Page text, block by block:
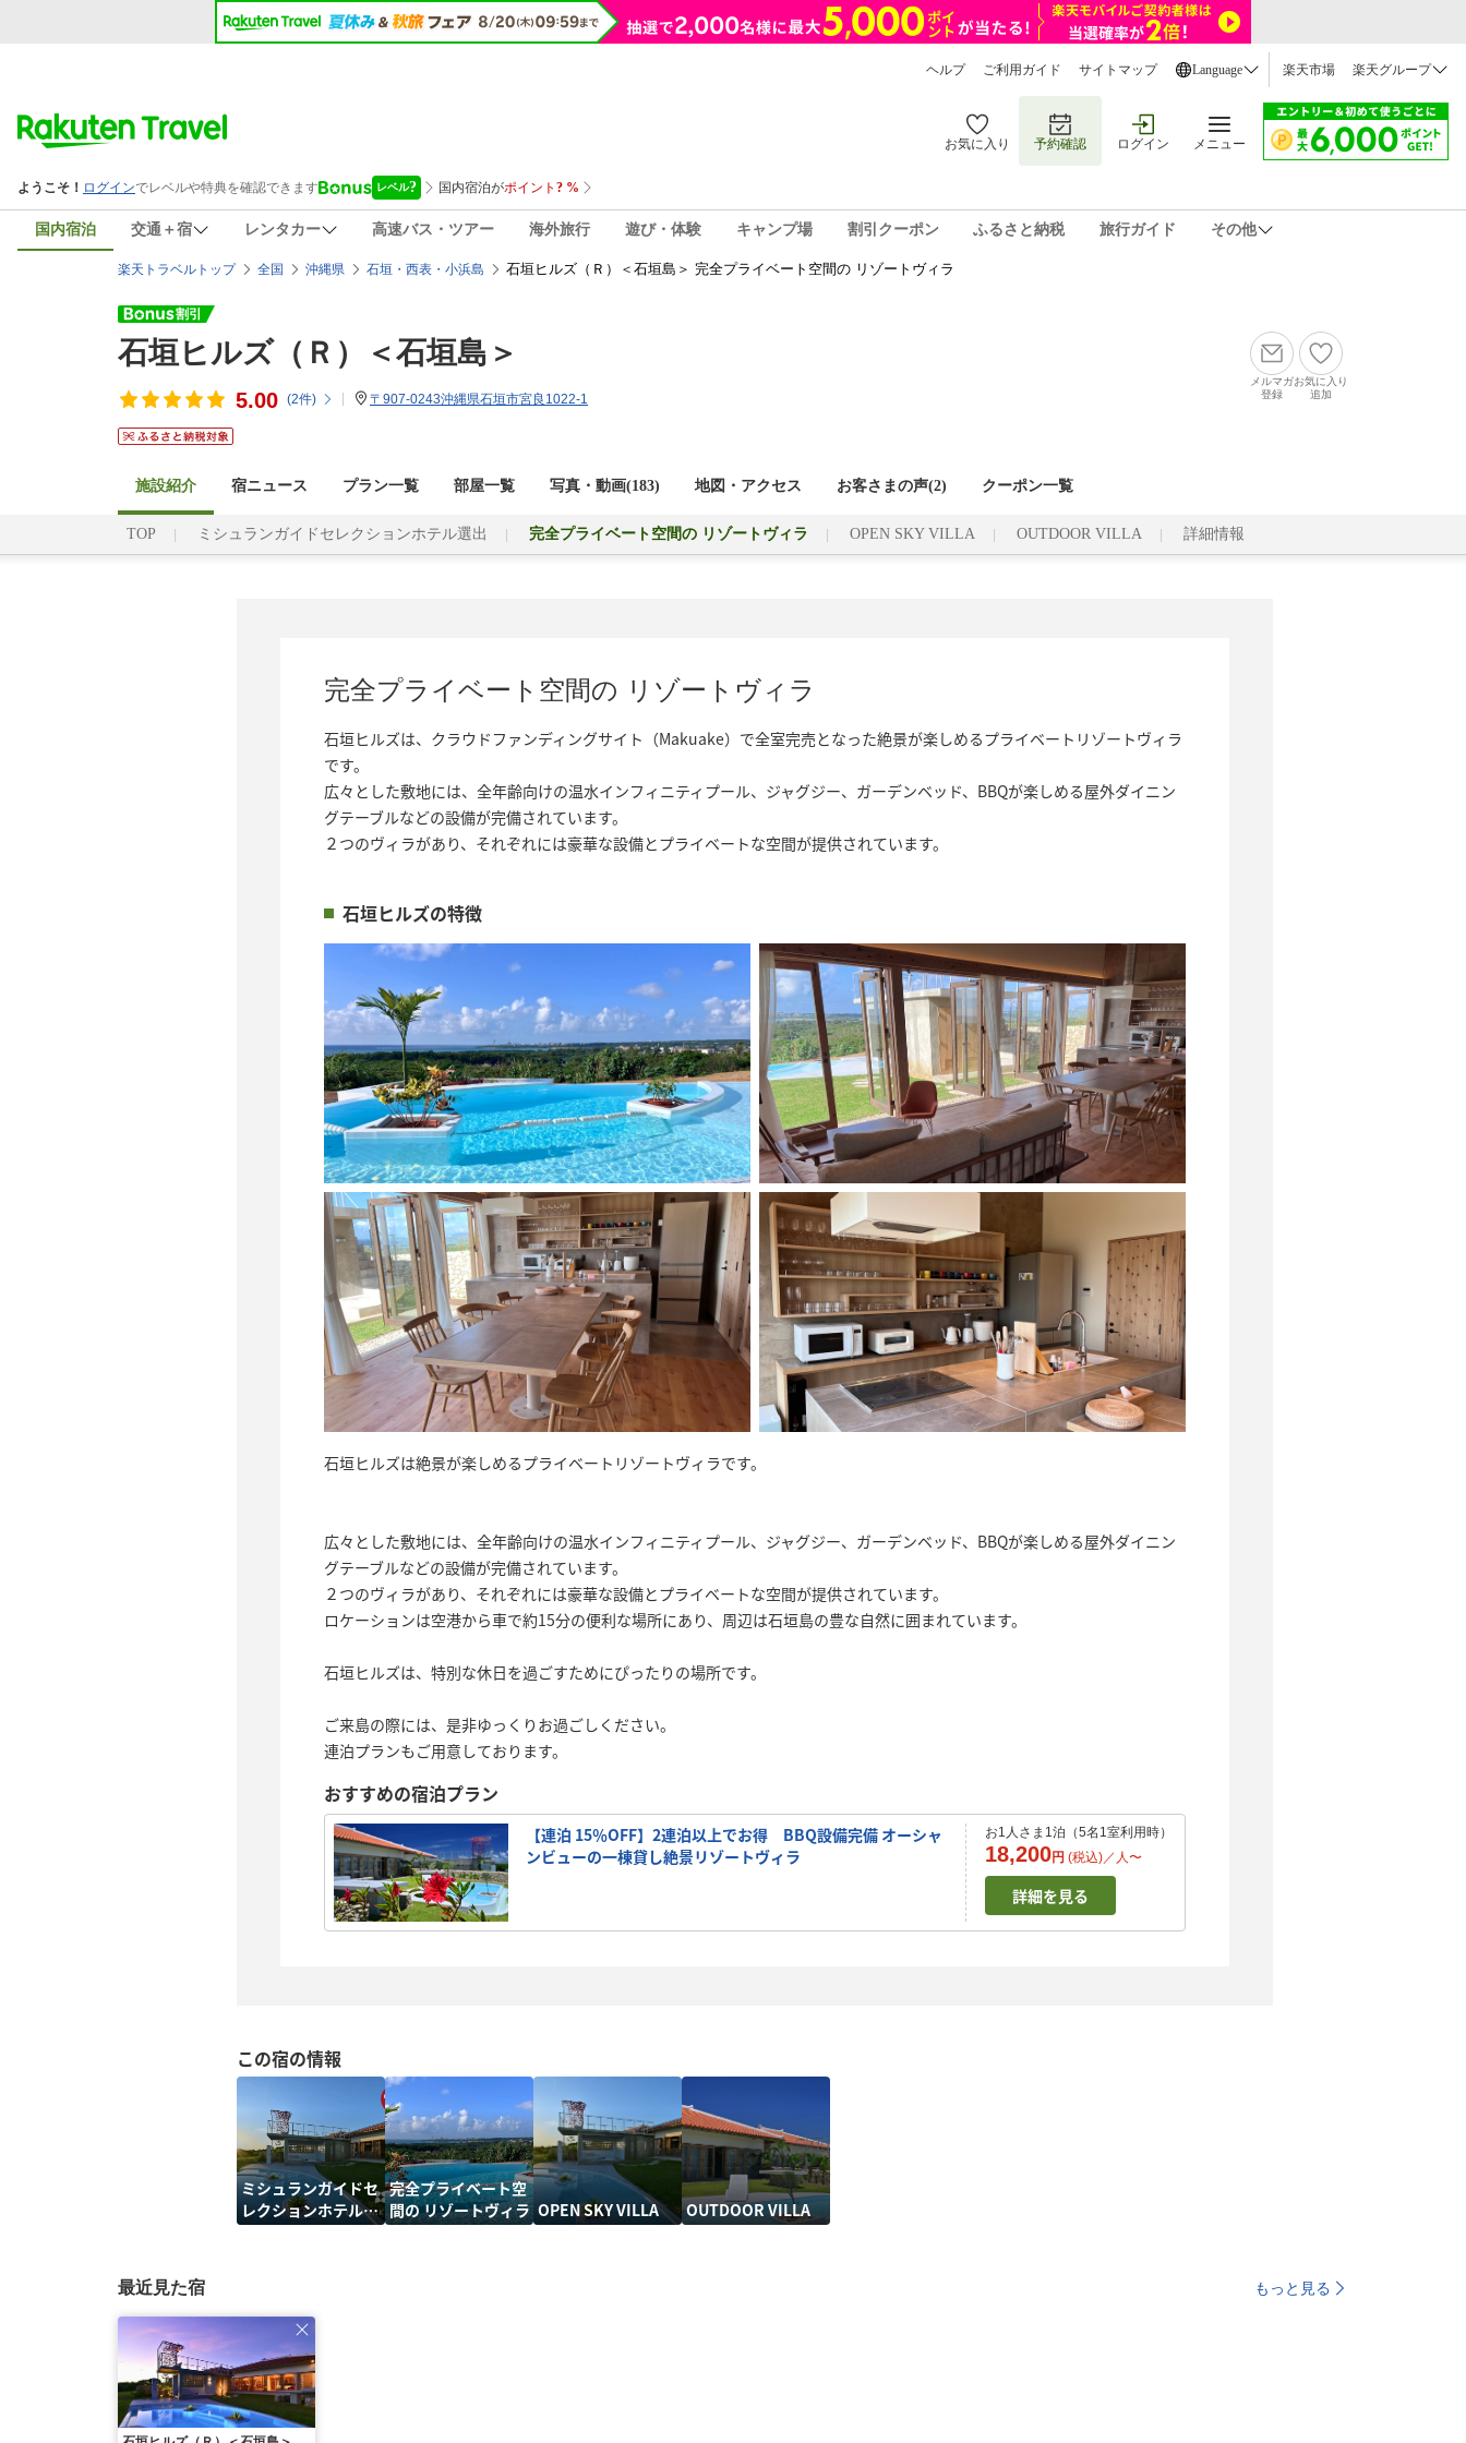
ヘルプ ご利用ガイド サイトマップ Language 楽天市場 楽天グループ
お気に入り 予約確認 ログイン メニュー
国内宿泊 交通＋宿 レンタカー 高速バス・ツアー 海外旅行 遊び・体験 キャンプ場 割引クーポン ふるさと納税 旅行ガイド その他
楽天トラベルトップ 全国 沖縄県 石垣・西表・小浜島 石垣ヒルズ（Ｒ）＜石垣島＞ 完全プライベート空間の リゾートヴィラ
石垣ヒルズ（Ｒ）＜石垣島＞
5.00 (2件) 〒907-0243沖縄県石垣市宮良1022-1
メルマガ
登録
お気に入り
追加
施設紹介 宿ニュース プラン一覧 部屋一覧 写真・動画(183) 地図・アクセス お客さまの声(2) クーポン一覧
TOP ミシュランガイドセレクションホテル選出 完全プライベート空間の リゾートヴィラ OPEN SKY VILLA OUTDOOR VILLA 詳細情報
完全プライベート空間の リゾートヴィラ
石垣ヒルズは、クラウドファンディングサイト（Makuake）で全室完売となった絶景が楽しめるプライベートリゾートヴィラ
です。
広々とした敷地には、全年齢向けの温水インフィニティプール、ジャグジー、ガーデンベッド、BBQが楽しめる屋外ダイニン
グテーブルなどの設備が完備されています。
２つのヴィラがあり、それぞれには豪華な設備とプライベートな空間が提供されています。
石垣ヒルズの特徴
石垣ヒルズは絶景が楽しめるプライベートリゾートヴィラです。
広々とした敷地には、全年齢向けの温水インフィニティプール、ジャグジー、ガーデンベッド、BBQが楽しめる屋外ダイニン
グテーブルなどの設備が完備されています。
２つのヴィラがあり、それぞれには豪華な設備とプライベートな空間が提供されています。
ロケーションは空港から車で約15分の便利な場所にあり、周辺は石垣島の豊な自然に囲まれています。
石垣ヒルズは、特別な休日を過ごすためにぴったりの場所です。
ご来島の際には、是非ゆっくりお過ごしください。
連泊プランもご用意しております。
おすすめの宿泊プラン
【連泊 15％OFF】2連泊以上でお得 BBQ設備完備 オーシャ
ンビューの一棟貸し絶景リゾートヴィラ
お1人さま1泊（5名1室利用時）
18,200円 (税込)／ 人〜
詳細を見る
この宿の情報
ミシュランガイドセ
レクションホテル選
出
完全プライベート空
間の リゾートヴィラ OPEN SKY VILLA OUTDOOR VILLA
最近見た宿 もっと見る